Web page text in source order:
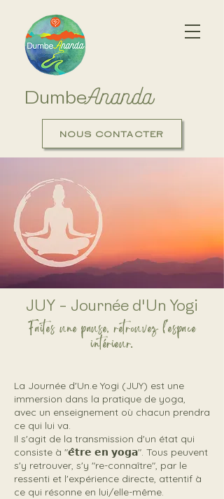
DumbeAnanda
NOUS CONTACTER
JUY - Journée d'Un Yogi
Faites une pause, retrouvez l'espace
intérieur.
La Journée d'Un.e Yogi (JUY) est une
immersion dans la pratique de yoga,
avec un enseignement où chacun prendra
ce qui lui va.
Il s'agit de la transmission d'un état qui
consiste à "𝗲̂𝘁𝗿𝗲 𝗲𝗻 𝘆𝗼𝗴𝗮". Tous peuvent
s'y retrouver, s'y "re-connaître", par le
ressenti et l'expérience directe, attentif à
ce qui résonne en lui/elle-même.